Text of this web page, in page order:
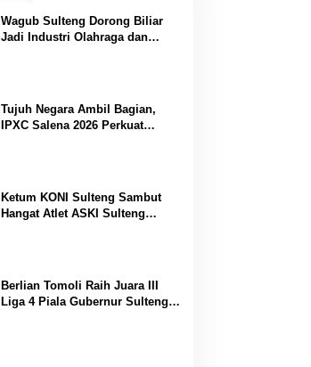
Wagub Sulteng Dorong Biliar
Jadi Industri Olahraga dan
Tujuh Negara Ambil Bagian,
IPXC Salena 2026 Perkuat
Ketum KONI Sulteng Sambut
Hangat Atlet ASKI Sulteng
Berlian Tomoli Raih Juara III
Liga 4 Piala Gubernur Sulteng